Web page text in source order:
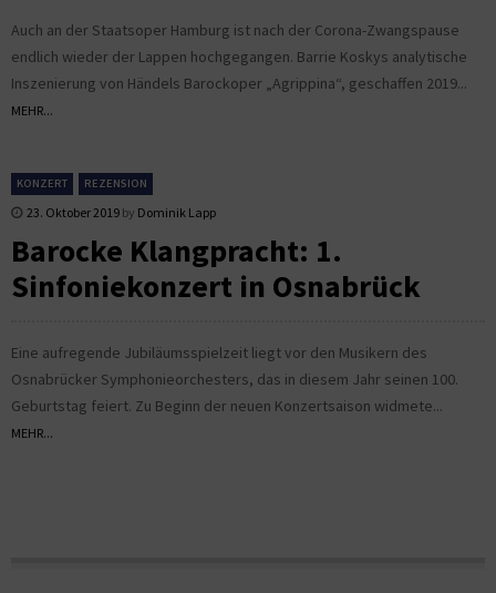
Auch an der Staatsoper Hamburg ist nach der Corona-Zwangspause
endlich wieder der Lappen hochgegangen. Barrie Koskys analytische
Inszenierung von Händels Barockoper „Agrippina“, geschaffen 2019...
MEHR...
KONZERT REZENSION
23. Oktober 2019 by Dominik Lapp
Barocke Klangpracht: 1.
Sinfoniekonzert in Osnabrück
Eine aufregende Jubiläumsspielzeit liegt vor den Musikern des
Osnabrücker Symphonieorchesters, das in diesem Jahr seinen 100.
Geburtstag feiert. Zu Beginn der neuen Konzertsaison widmete...
MEHR...